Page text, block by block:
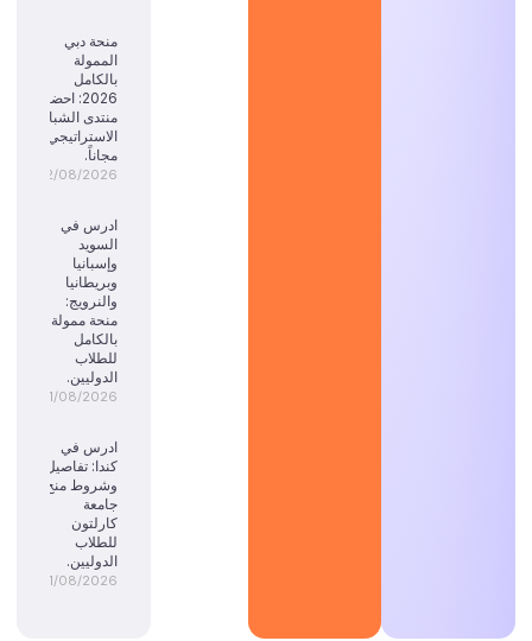
منحة دبي
الممولة
بالكامل
2026: احضر
منتدى الشباب
الاستراتيجي
مجاناً.
02/08/2026
ادرس في
السويد
وإسبانيا
وبريطانيا
والنرويج:
منحة ممولة
بالكامل
للطلاب
الدوليين.
01/08/2026
ادرس في
كندا: تفاصيل
وشروط منح
جامعة
كارلتون
للطلاب
الدوليين.
01/08/2026